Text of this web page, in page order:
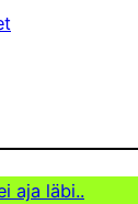
aja läbi..